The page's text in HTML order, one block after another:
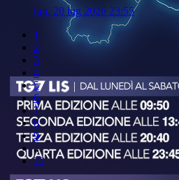
lun, 20 lug 2026 23:55
1
2
3
4
5
6
7
8
9
..
22